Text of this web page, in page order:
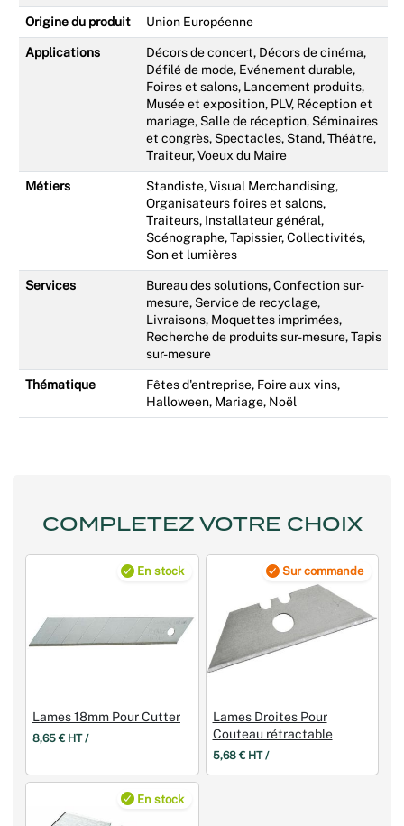
Origine du produit Union Européenne
Applications
Décors de concert, Décors de cinéma,
Défilé de mode, Evénement durable,
Foires et salons, Lancement produits,
Musée et exposition, PLV, Réception et
mariage, Salle de réception, Séminaires
et congrès, Spectacles, Stand, Théâtre,
Traiteur, Voeux du Maire
Métiers
Standiste, Visual Merchandising,
Organisateurs foires et salons,
Traiteurs, Installateur général,
Scénographe, Tapissier, Collectivités,
Son et lumières
Services
Bureau des solutions, Confection sur-
mesure, Service de recyclage,
Livraisons, Moquettes imprimées,
Recherche de produits sur-mesure, Tapis
sur-mesure
Thématique
Fêtes d'entreprise, Foire aux vins,
Halloween, Mariage, Noël
COMPLETEZ VOTRE CHOIX
En stock
Lames 18mm Pour Cutter
8,65 € HT /
Sur commande
Lames Droites Pour
Couteau rétractable
5,68 € HT /
En stock